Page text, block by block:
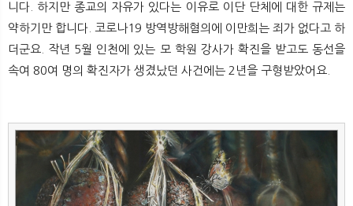
니다. 하지만 종교의 자유가 있다는 이유로 이단 단체에 대한 규제는
약하기만 합니다. 코로나19 방역방해혐의에 이만희는 죄가 없다고 하
더군요. 작년 5월 인천에 있는 모 학원 강사가 확진을 받고도 동선을
속여 80여 명의 확진자가 생겼났던 사건에는 2년을 구형받았어요.